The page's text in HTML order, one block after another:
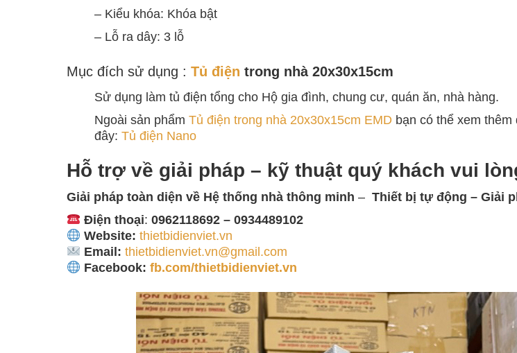
– Kiểu khóa: Khóa bật
– Lỗ ra dây: 3 lỗ
Mục đích sử dụng : Tủ điện trong nhà 20x30x15cm
Sử dụng làm tủ điện tổng cho Hộ gia đình, chung cư, quán ăn, nhà hàng.
Ngoài sản phẩm Tủ điện trong nhà 20x30x15cm EMD bạn có thể xem
đây: Tủ điện Nano
Hỗ trợ về giải pháp – kỹ thuật quý khách vui
Giải pháp toàn diện về Hệ thống nhà thông minh – Thiết bị tự động – Giải
Điện thoại: 0962118692 – 0934489102
Website: thietbidienviet.vn
Email: thietbidienviet.vn@gmail.com
Facebook: fb.com/thietbidienviet.vn